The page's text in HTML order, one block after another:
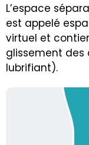
L’espace
est appelé
virtuel et
glissement des
lubrifiant).